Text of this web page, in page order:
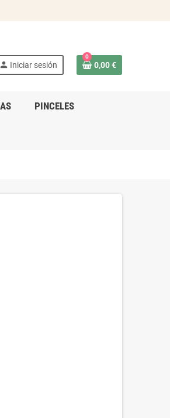
person Iniciar sesión
0
0,00 €
PINCELES